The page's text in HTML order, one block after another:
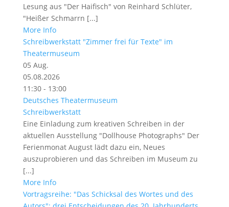
Lesung aus "Der Haifisch" von Reinhard Schlüter,
"Heißer Schmarrn [...]
More Info
Schreibwerkstatt "Zimmer frei für Texte" im
Theatermuseum
05 Aug.
05.08.2026
11:30 - 13:00
Deutsches Theatermuseum
Schreibwerkstatt
Eine Einladung zum kreativen Schreiben in der
aktuellen Ausstellung "Dollhouse Photographs" Der
Ferienmonat August lädt dazu ein, Neues
auszuprobieren und das Schreiben im Museum zu
[...]
More Info
Vortragsreihe: "Das Schicksal des Wortes und des